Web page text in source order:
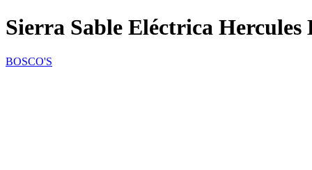
Sierra Sable Eléctrica
BOSCO'S